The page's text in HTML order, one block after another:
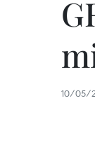
10/05/